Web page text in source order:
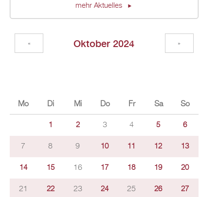
mehr Aktuelles
Oktober 2024
« »
Mo Di Mi Do Fr Sa So
1 2 3 4 5 6
7 8 9 10 11 12 13
14 15 16 17 18 19 20
21 22 23 24 25 26 27